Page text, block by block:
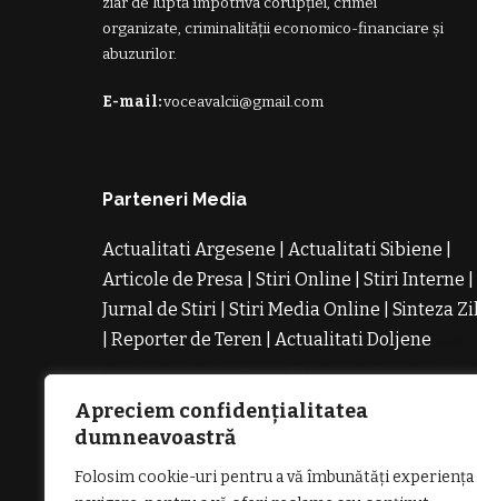
Apreciem confidențialitatea
dumneavoastră
Folosim cookie-uri pentru a vă îmbunătăți experiența
organizate, criminalității economico-financiare și
abuzurilor.
E-mail:voceavalcii@gmail.com
Parteneri Media
Actualitati Argesene Actualitati Sibiene
Articole de Presa
Stiri Online Stiri Interne
Jurnal de Stiri
Stiri Media Online
Sinteza
Reporter de Teren Actualitati Doljene
NoiRochii de RevelionRochii de Banchet
de Cununie
Magazin de Rochii
Comanda Rochii de Seara